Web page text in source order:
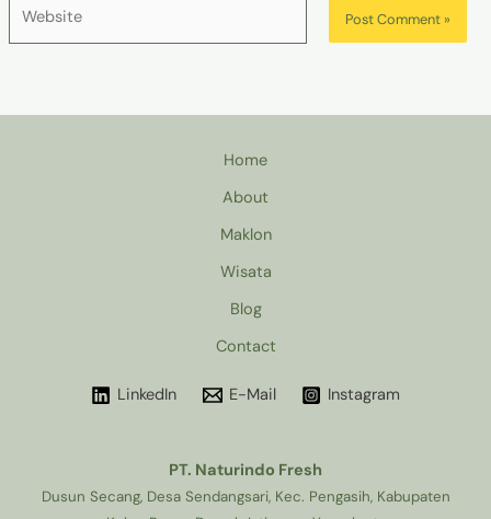
Home
About
Maklon
Wisata
Blog
Contact
LinkedIn E-Mail Instagram
PT. Naturindo Fresh
Dusun Secang, Desa Sendangsari, Kec. Pengasih, Kabupaten